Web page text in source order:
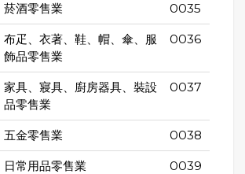
菸酒零售業 0035
布疋、衣著、鞋、帽、傘、服
飾品零售業
0036
家具、寢具、廚房器具、裝設
品零售業
0037
五金零售業 0038
日常用品零售業 0039